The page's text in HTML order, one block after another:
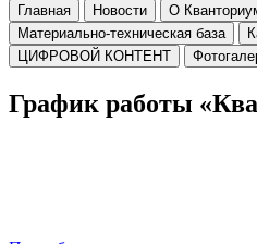
Главная Новости О
Материально-техническая база
ЦИФРОВОЙ КОНТЕНТ
График работы